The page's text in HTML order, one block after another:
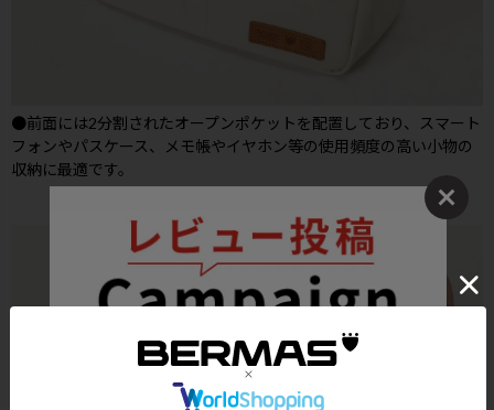
●前面には2分割されたオープンポケットを配置しており、スマート
フォンやパスケース、メモ帳やイヤホン等の使用頻度の高い小物の
収納に最適です。